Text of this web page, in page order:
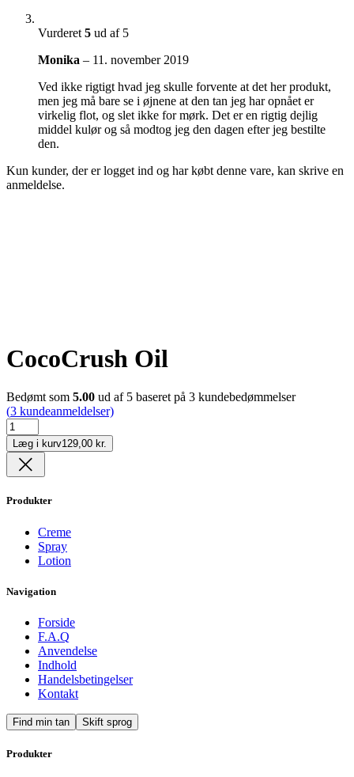
Vurderet 5 ud af 5
Monika – 11. november 2019
Ved ikke rigtigt hvad jeg skulle forvente at det her produkt,
men jeg må bare se i øjnene at den tan jeg har opnået er
virkelig flot, og slet ikke for mørk. Det er en rigtig dejlig
middel kulør og så modtog jeg den dagen efter jeg bestilte
den.
Kun kunder, der er logget ind og har købt denne vare, kan skrive en
anmeldelse.
CocoCrush Oil
Bedømt som 5.00 ud af 5 baseret på 3 kundebedømmelser
(3 kundeanmeldelser)
CocoCrush
Oil
antal
Læg i kurv129,00 kr.
Produkter
Creme
Spray
Lotion
Navigation
Forside
F.A.Q
Anvendelse
Indhold
Handelsbetingelser
Kontakt
Find min tan Skift sprog
Produkter